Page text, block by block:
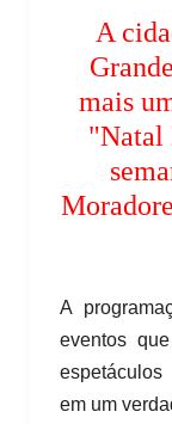
A
mais
"Natal
A
eventos
espetáculos
em um